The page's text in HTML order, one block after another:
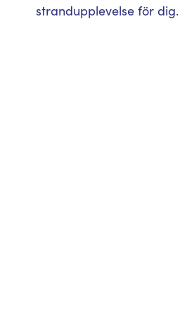
strandupplevelse för dig.